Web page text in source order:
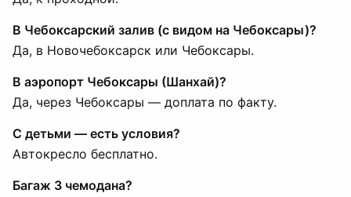
В Чебоксарский залив (с видом на Чебоксары)?
Да, в Новочебоксарск или Чебоксары.
В аэропорт Чебоксары (Шанхай)?
Да, через Чебоксары — доплата по факту.
С детьми — есть условия?
Автокресло бесплатно.
Багаж 3 чемодана?